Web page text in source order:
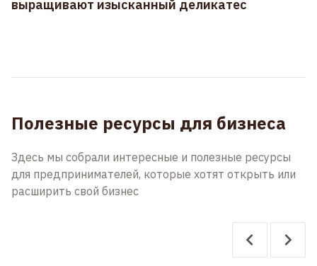
выращивают изысканный деликатес
Полезные ресурсы для бизнеса
Здесь мы собрали интересные и полезные ресурсы
для предпринимателей, которые хотят открыть или
расширить свой бизнес